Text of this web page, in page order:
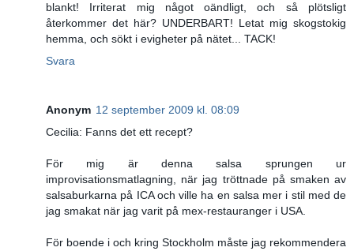
blankt! Irriterat mig något oändligt, och så plötsligt
återkommer det här? UNDERBART! Letat mig skogstokig
hemma, och sökt i evigheter på nätet... TACK!
Svara
Anonym 12 september 2009 kl. 08:09
Cecilia: Fanns det ett recept?
För mig är denna salsa sprungen ur
improvisationsmatlagning, när jag tröttnade på smaken av
salsaburkarna på ICA och ville ha en salsa mer i stil med de
jag smakat när jag varit på mex-restauranger i USA.
För boende i och kring Stockholm måste jag rekommendera